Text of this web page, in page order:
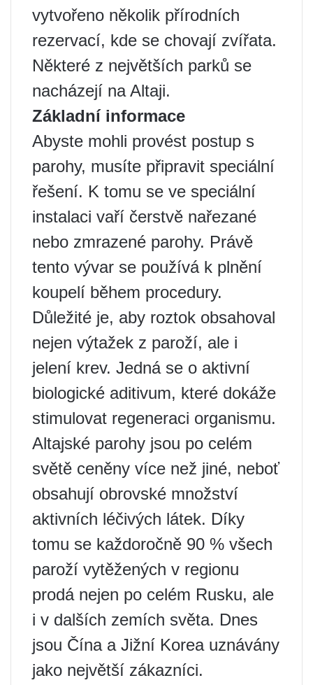
vytvořeno několik přírodních
rezervací, kde se chovají zvířata.
Některé z největších parků se
nacházejí na Altaji.
Základní informace
Abyste mohli provést postup s
parohy, musíte připravit speciální
řešení. K tomu se ve speciální
instalaci vaří čerstvě nařezané
nebo zmrazené parohy. Právě
tento vývar se používá k plnění
koupelí během procedury.
Důležité je, aby roztok obsahoval
nejen výtažek z paroží, ale i
jelení krev. Jedná se o aktivní
biologické aditivum, které dokáže
stimulovat regeneraci organismu.
Altajské parohy jsou po celém
světě ceněny více než jiné, neboť
obsahují obrovské množství
aktivních léčivých látek. Díky
tomu se každoročně 90 % všech
paroží vytěžených v regionu
prodá nejen po celém Rusku, ale
i v dalších zemích světa. Dnes
jsou Čína a Jižní Korea uznávány
jako největší zákazníci.